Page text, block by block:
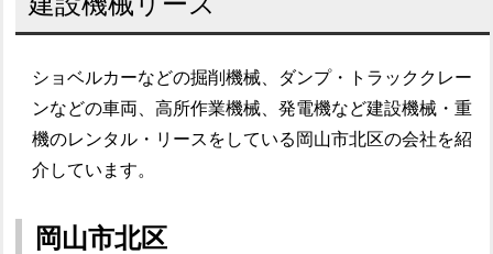
ショベルカーなどの掘削機械、ダンプ・トラッククレー
ンなどの車両、高所作業機械、発電機など建設機械・重
機のレンタル・リースをしている岡山市北区の会社を紹
介しています。
岡山市北区